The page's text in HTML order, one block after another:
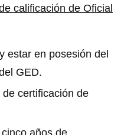
calificación de Oficial
estar en posesión del
GED.
certificación de
años de